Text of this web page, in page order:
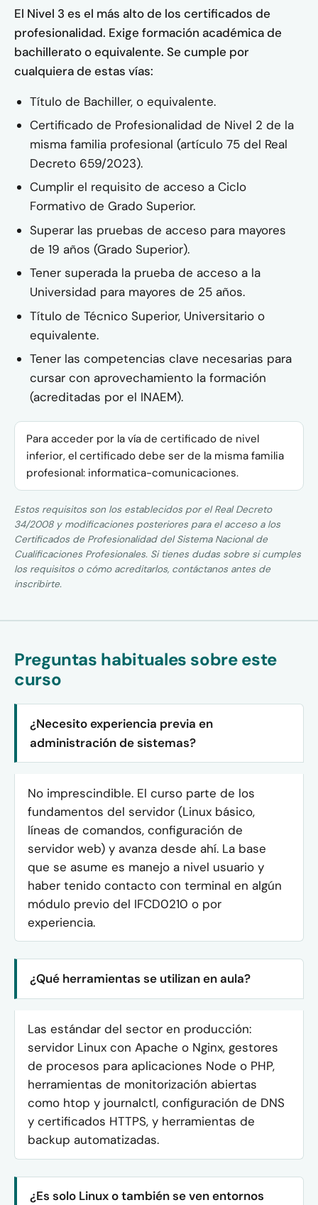
El Nivel 3 es el más alto de los certificados de
profesionalidad. Exige formación académica de
bachillerato o equivalente. Se cumple por
cualquiera de estas vías:
Título de Bachiller, o equivalente.
Certificado de Profesionalidad de Nivel 2 de la
misma familia profesional (artículo 75 del Real
Decreto 659/2023).
Cumplir el requisito de acceso a Ciclo
Formativo de Grado Superior.
Superar las pruebas de acceso para mayores
de 19 años (Grado Superior).
Tener superada la prueba de acceso a la
Universidad para mayores de 25 años.
Título de Técnico Superior, Universitario o
equivalente.
Tener las competencias clave necesarias para
cursar con aprovechamiento la formación
(acreditadas por el INAEM).
Para acceder por la vía de certificado de nivel
inferior, el certificado debe ser de la misma familia
profesional: informatica-comunicaciones.
Estos requisitos son los establecidos por el Real Decreto
34/2008 y modificaciones posteriores para el acceso a los
Certificados de Profesionalidad del Sistema Nacional de
Cualificaciones Profesionales. Si tienes dudas sobre si cumples
los requisitos o cómo acreditarlos, contáctanos antes de
inscribirte.
Preguntas habituales sobre este
curso
¿Necesito experiencia previa en
administración de sistemas?
No imprescindible. El curso parte de los
fundamentos del servidor (Linux básico,
líneas de comandos, configuración de
servidor web) y avanza desde ahí. La base
que se asume es manejo a nivel usuario y
haber tenido contacto con terminal en algún
módulo previo del IFCD0210 o por
experiencia.
¿Qué herramientas se utilizan en aula?
Las estándar del sector en producción:
servidor Linux con Apache o Nginx, gestores
de procesos para aplicaciones Node o PHP,
herramientas de monitorización abiertas
como htop y journalctl, configuración de DNS
y certificados HTTPS, y herramientas de
backup automatizadas.
¿Es solo Linux o también se ven entornos